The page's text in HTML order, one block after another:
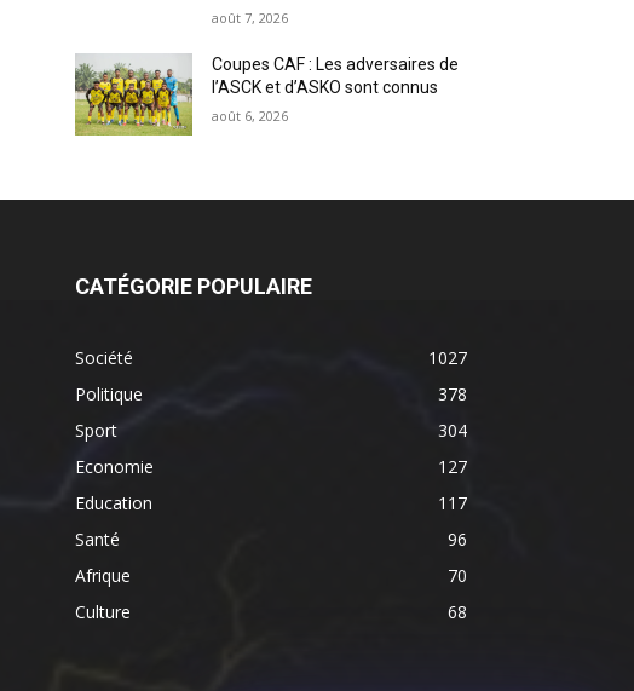
août 7, 2026
Coupes CAF : Les adversaires de
l’ASCK et d’ASKO sont connus
août 6, 2026
CATÉGORIE POPULAIRE
Société
1027
Politique
378
Sport
304
Economie
127
Education
117
Santé
96
Afrique
70
Culture
68